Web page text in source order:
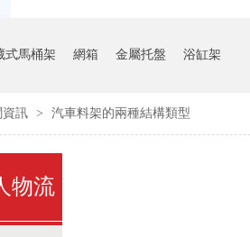
式馬桶架 網箱 金屬托盤 浴缸架
資訊 > 汽車料架的兩種結構類型
物流